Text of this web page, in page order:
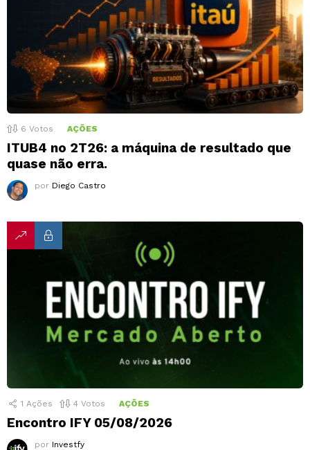
6 Votos AÇÕES
ITUB4 no 2T26: a máquina de resultado que
quase não erra.
por Diego Castro
1 Ações 4 Votos AÇÕES
Encontro IFY 05/08/2026
por Investfy